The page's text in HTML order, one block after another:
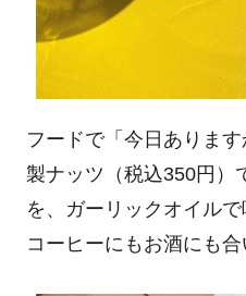
フードで「今日ありま
製ナッツ（税込350円）
を、ガーリックオイルで
コーヒーにもお酒にも合